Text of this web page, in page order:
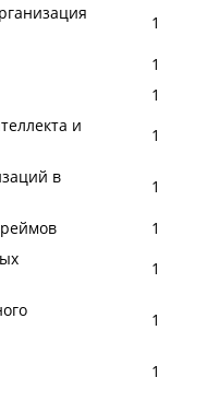
1
1
1
и
1
в
1
1
1
1
1